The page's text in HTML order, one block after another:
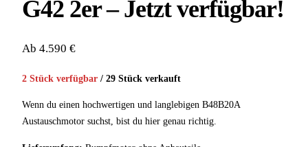
G42 2er – Jetzt verfügbar!
Ab 4.590 €
2 Stück verfügbar / 29 Stück verkauft
Wenn du einen hochwertigen und langlebigen B48B20A
Austauschmotor suchst, bist du hier genau richtig.